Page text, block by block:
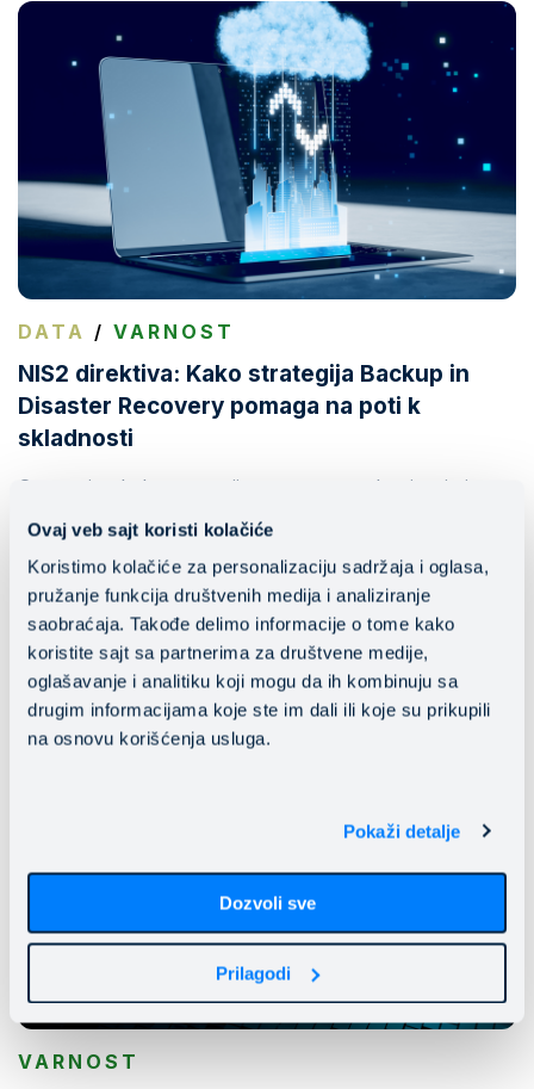
Ovaj veb sajt koristi kolačiće
Koristimo kolačiće za personalizaciju sadržaja i oglasa,
pružanje funkcija društvenih medija i analiziranje
saobraćaja. Takođe delimo informacije o tome kako
koristite sajt sa partnerima za društvene medije,
oglašavanje i analitiku koji mogu da ih kombinuju sa
drugim informacijama koje ste im dali ili koje su prikupili
na osnovu korišćenja usluga.
Pokaži detalje
Dozvoli sve
Prilagodi
DATA / VARNOST
NIS2 direktiva: Kako strategija Backup in
Disaster Recovery pomaga na poti k
skladnosti
Spoznajte, kako strategije varnostnega kopiranja in
obnovitve po katastrofi pomagajo pri skladnosti z
direktivo NIS2 ter krepijo kibernetsko varnost in
neprekinjeno poslovanje.
Preberi več
VARNOST